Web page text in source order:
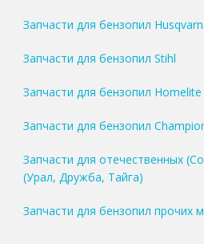
Запчасти для бензопил
Запчасти для бензопил Stihl
Запчасти для бензопил Homelite
Запчасти для бензопил
Запчасти для отечественных
(Урал, Дружба, Тайга)
Запчасти для бензопил прочих